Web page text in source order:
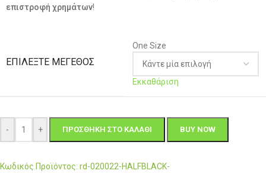
επιστροφή χρημάτων!
ΕΠΙΛΈΞΤΕ ΜΈΓΕΘΟΣ
One Size
Εκκαθάριση
- + ΠΡΟΣΘΉΚΗ ΣΤΟ ΚΑΛΆΘΙ BUY NOW
Κωδικός Προϊόντος: rd-020022-HALFBLACK-